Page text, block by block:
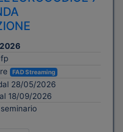
FAD Streaming
28/05/2026
al 18/09/2026
seminario